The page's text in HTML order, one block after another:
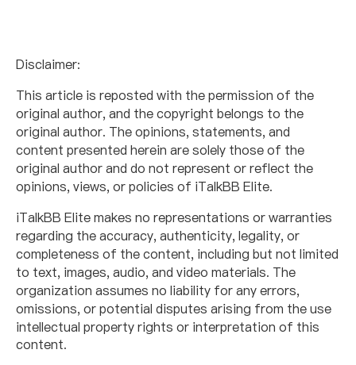
Disclaimer:
This article is reposted with the permission of the
original author, and the copyright belongs to the
original author. The opinions, statements, and
content presented herein are solely those of the
original author and do not represent or reflect the
opinions, views, or policies of iTalkBB Elite.
iTalkBB Elite makes no representations or warranties
regarding the accuracy, authenticity, legality, or
completeness of the content, including but not limited
to text, images, audio, and video materials. The
organization assumes no liability for any errors,
omissions, or potential disputes arising from the use
intellectual property rights or interpretation of this
content.